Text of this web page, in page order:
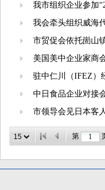
我市组织企业参加
我会牵头组织威海
市贸促会依托崮山
美国美中企业家商
驻中仁川（IFEZ）
中日食品企业对接
市领导会见日本客
第